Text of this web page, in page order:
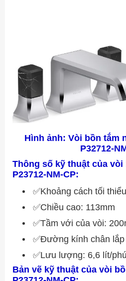
Hình ảnh: Vòi bồn tắm
P32712-
Thông số kỹ thuật của
P23712-NM-CP:
✅Khoảng cách tối
✅Chiều cao: 113mm
✅Tầm với của vòi:
✅Đường kính chân
✅Lưu lượng: 6,6 lít/
Bản vẽ kỹ thuật của vòi